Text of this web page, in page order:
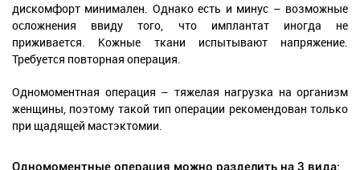
дискомфорт минимален. Однако есть и минус – возможные
осложнения ввиду того, что имплантат иногда не
приживается. Кожные ткани испытывают напряжение.
Требуется повторная операция.
Одномоментная операция – тяжелая нагрузка на организм
женщины, поэтому такой тип операции рекомендован только
при щадящей мастэктомии.
Одномоментные операция можно разделить на 3 вида: